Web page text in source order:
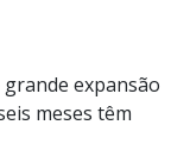
expansão
meses têm